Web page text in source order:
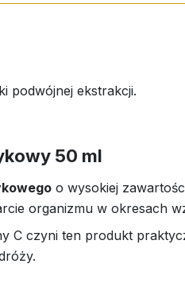
podwójnej ekstrakcji.
50 ml
o wysokiej
organizmu w okresach
C czyni ten produkt